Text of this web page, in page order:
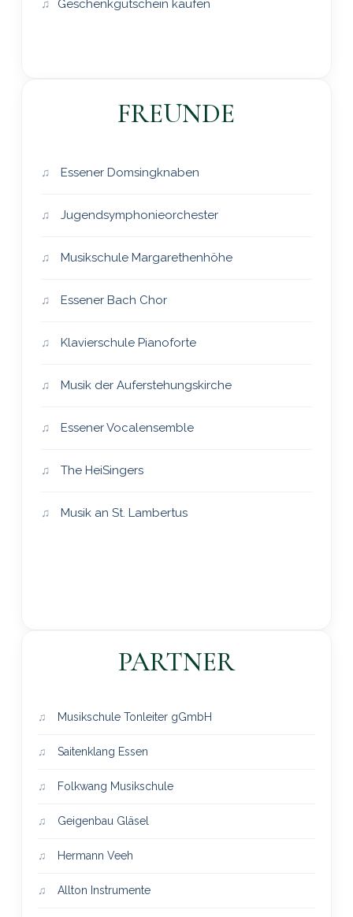
Geschenkgutschein kaufen
FREUNDE
Essener Domsingknaben
Jugendsymphonieorchester
Musikschule Margarethenhöhe
Essener Bach Chor
Klavierschule Pianoforte
Musik der Auferstehungskirche
Essener Vocalensemble
The HeiSingers
Musik an St. Lambertus
PARTNER
Musikschule Tonleiter gGmbH
Saitenklang Essen
Folkwang Musikschule
Geigenbau Gläsel
Hermann Veeh
Allton Instrumente